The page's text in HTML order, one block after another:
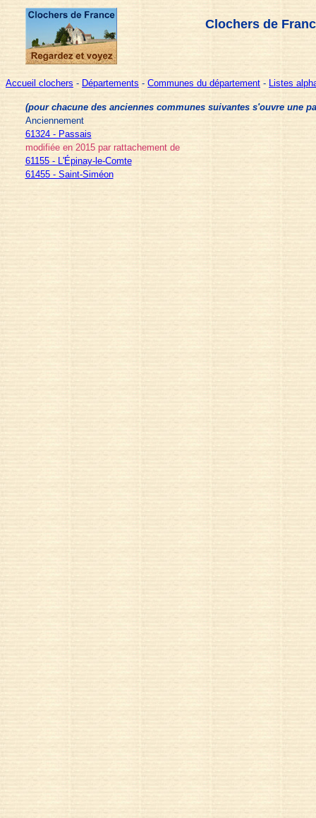
Clochers de
Accueil clochers - Départements - Communes du département - Listes
(pour chacune des anciennes communes suivantes s'ouvre une
Anciennement
61324 - Passais
modifiée en 2015 par rattachement de
61155 - L'Épinay-le-Comte
61455 - Saint-Siméon